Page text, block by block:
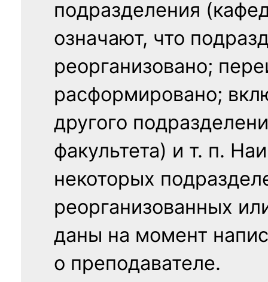
подразделения
означают, что
реорганизовано;
расформировано;
другого
факультета) и т. п.
некоторых
реорганизованных
даны на момент
о преподавателе.